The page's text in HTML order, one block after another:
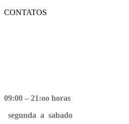
CONTATOS
09:00 – 21:oo horas
segunda a sabado